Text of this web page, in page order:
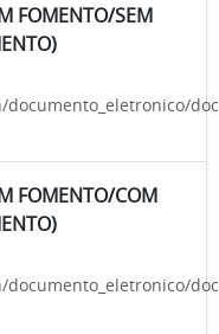
FOMENTO/SEM
FOMENTO/COM